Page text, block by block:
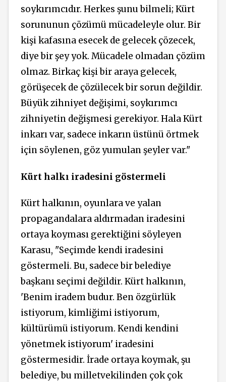
soykırımcıdır. Herkes şunu bilmeli; Kürt
sorununun çözümü mücadeleyle olur. Bir
kişi kafasına esecek de gelecek çözecek,
diye bir şey yok. Mücadele olmadan çözüm
olmaz. Birkaç kişi bir araya gelecek,
görüşecek de çözülecek bir sorun değildir.
Büyük zihniyet değişimi, soykırımcı
zihniyetin değişmesi gerekiyor. Hala Kürt
inkarı var, sadece inkarın üstünü örtmek
için söylenen, göz yumulan şeyler var."
Kürt halkı iradesini göstermeli
Kürt halkının, oyunlara ve yalan
propagandalara aldırmadan iradesini
ortaya koyması gerektiğini söyleyen
Karasu, "Seçimde kendi iradesini
göstermeli. Bu, sadece bir belediye
başkanı seçimi değildir. Kürt halkının,
'Benim iradem budur. Ben özgürlük
istiyorum, kimliğimi istiyorum,
kültürümü istiyorum. Kendi kendini
yönetmek istiyorum' iradesini
göstermesidir. İrade ortaya koymak, şu
belediye, bu milletvekilinden çok çok